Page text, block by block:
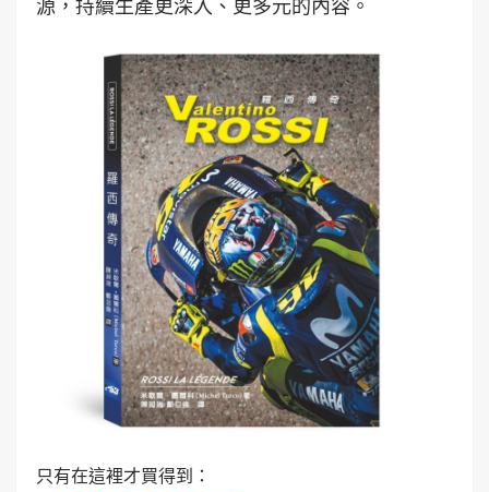
源，持續生產更深入、更多元的內容。
只有在這裡才買得到：